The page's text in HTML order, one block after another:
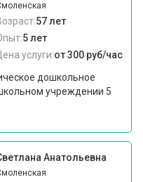
57 лет
5 лет
услуги:от 300 руб/час
дошкольное
учреждении 5
Анатольевна